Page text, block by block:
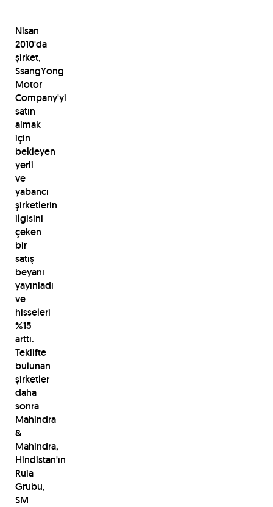
Nisan
2010'da
şirket,
SsangYong
Motor
Company'yi
satın
almak
için
bekleyen
yerli
ve
yabancı
şirketlerin
ilgisini
çeken
bir
satış
beyanı
yayınladı
ve
hisseleri
%15
arttı.
Teklifte
bulunan
şirketler
daha
sonra
Mahindra
&
Mahindra,
Hindistan'ın
Ruia
Grubu,
SM